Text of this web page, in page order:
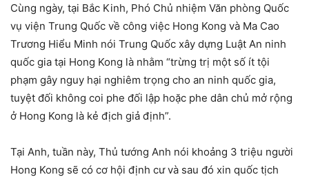
Cùng ngày, tại Bắc Kinh, Phó Chủ nhiệm Văn phòng Quốc
vụ viện Trung Quốc về công việc Hong Kong và Ma Cao
Trương Hiểu Minh nói Trung Quốc xây dựng Luật An ninh
quốc gia tại Hong Kong là nhằm “trừng trị một số ít tội
phạm gây nguy hại nghiêm trọng cho an ninh quốc gia,
tuyệt đối không coi phe đối lập hoặc phe dân chủ mở rộng
ở Hong Kong là kẻ địch giả định”.
Tại Anh, tuần này, Thủ tướng Anh nói khoảng 3 triệu người
Hong Kong sẽ có cơ hội định cư và sau đó xin quốc tịch